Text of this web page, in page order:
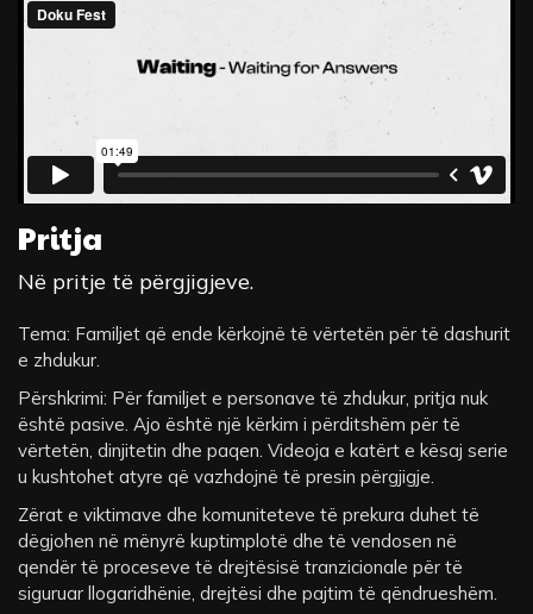
Pritja
Në pritje të përgjigjeve.
Tema: Familjet që ende kërkojnë të vërtetën për të dashurit
e zhdukur.
Përshkrimi: Për familjet e personave të zhdukur, pritja nuk
është pasive. Ajo është një kërkim i përditshëm për të
vërtetën, dinjitetin dhe paqen. Videoja e katërt e kësaj serie
u kushtohet atyre që vazhdojnë të presin përgjigje.
Zërat e viktimave dhe komuniteteve të prekura duhet të
dëgjohen në mënyrë kuptimplotë dhe të vendosen në
qendër të proceseve të drejtësisë tranzicionale për të
siguruar llogaridhënie, drejtësi dhe pajtim të qëndrueshëm.